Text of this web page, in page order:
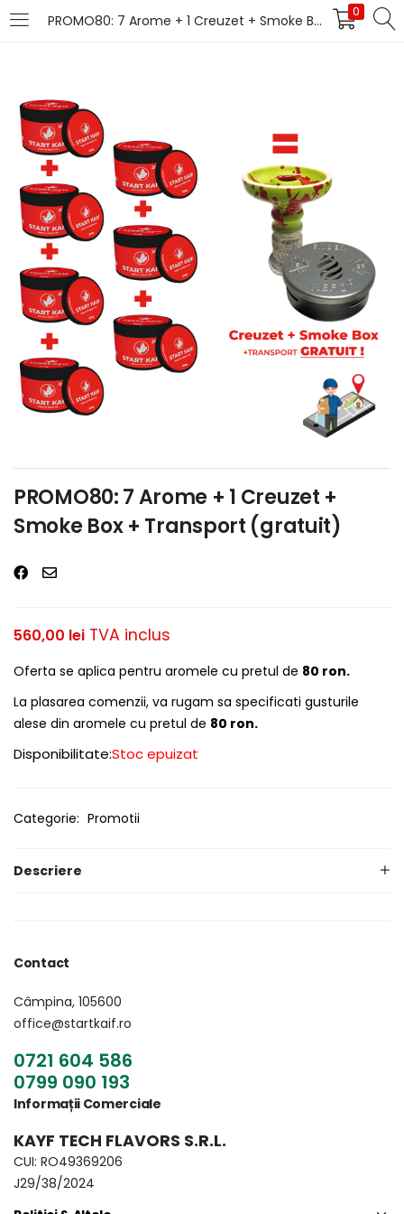
PROMO80: 7 Arome + 1 Creuzet + Smoke Box + Transport (gratuit) 0
LOGIN
Introduceți numele de utilizator și parola pentru
autentificare.
Îți amintești de mine Pierdut parola?
PROMO80: 7 Arome + 1 Creuzet +
Smoke Box + Transport (gratuit)
560,00 lei TVA inclus
Oferta se aplica pentru aromele cu pretul de 80 ron.
La plasarea comenzii, va rugam sa specificati gusturile
alese din aromele cu pretul de 80 ron.
Disponibilitate:Stoc epuizat
Categorie: Promotii
Descriere
Contact
Câmpina, 105600
office@startkaif.ro
0721 604 586
0799 090 193
Informații Comerciale
KAYF TECH FLAVORS S.R.L.
CUI: RO49369206
J29/38/2024